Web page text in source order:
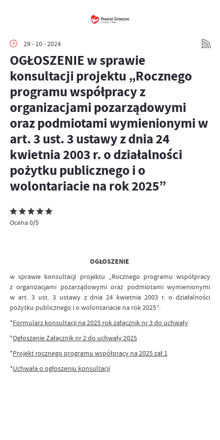
29 - 10 - 2024
OGŁOSZENIE w sprawie
konsultacji projektu „Rocznego
programu współpracy z
organizacjami pozarządowymi
oraz podmiotami wymienionymi w
art. 3 ust. 3 ustawy z dnia 24
kwietnia 2003 r. o działalności
pożytku publicznego i o
wolontariacie na rok 2025”
Ocena 0/5
OGŁOSZENIE
w sprawie konsultacji projektu „Rocznego programu współpracy
z organizacjami pozarządowymi oraz podmiotami wymienionymi
w art. 3 ust. 3 ustawy z dnia 24 kwietnia 2003 r. o działalności
pożytku publicznego i o wolontariacie na rok 2025”:
*Formularz konsultacji na 2025 rok załącznik nr 3 do uchwały
*Ogłoszenie Załącznik nr 2 do uchwały 2025
*Projekt rocznego programu współpracy na 2025 zał.1
*Uchwała o ogłoszeniu konsultacji